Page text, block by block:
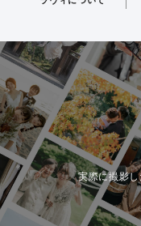
実際に撮影し